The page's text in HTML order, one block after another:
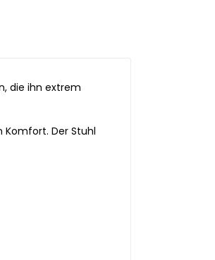
die ihn extrem
Der Stuhl